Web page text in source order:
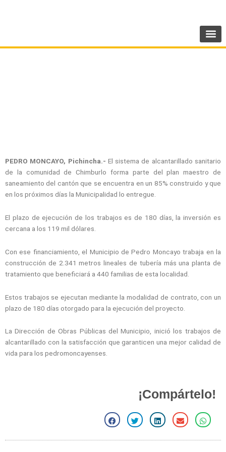
PEDRO MONCAYO, Pichincha.- El sistema de alcantarillado sanitario
de la comunidad de Chimburlo forma parte del plan maestro de
saneamiento del cantón que se encuentra en un 85% construido y que
en los próximos días la Municipalidad lo entregue.
El plazo de ejecución de los trabajos es de 180 días, la inversión es
cercana a los 119 mil dólares.
Con ese financiamiento, el Municipio de Pedro Moncayo trabaja en la
construcción de 2.341 metros lineales de tubería más una planta de
tratamiento que beneficiará a 440 familias de esta localidad.
Estos trabajos se ejecutan mediante la modalidad de contrato, con un
plazo de 180 días otorgado para la ejecución del proyecto.
La Dirección de Obras Públicas del Municipio, inició los trabajos de
alcantarillado con la satisfacción que garanticen una mejor calidad de
vida para los pedromoncayenses.
¡Compártelo!
S
a
S
a
S
a
S
a
S
a